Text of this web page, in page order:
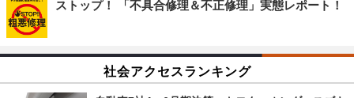
ストップ！ 「不具合修理＆不正修理」実態レポート！
社会アクセスランキング